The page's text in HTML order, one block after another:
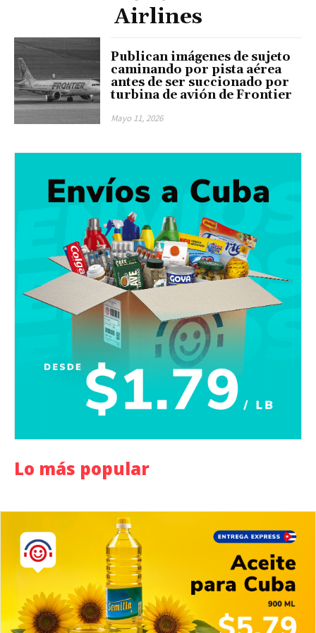
Airlines
Publican imágenes de sujeto
caminando por pista aérea
antes de ser succionado por
turbina de avión de Frontier
Mayo 11, 2026
Lo más popular